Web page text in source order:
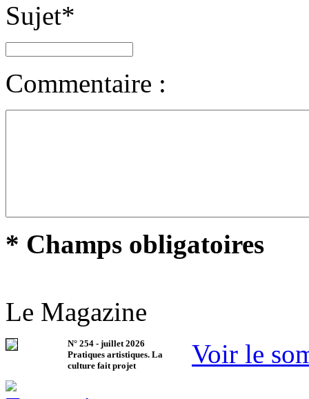
Sujet*
Commentaire :
* Champs obligatoires
Le Magazine
N° 254 - juillet 2026
Pratiques artistiques. La
culture fait projet
Voir le